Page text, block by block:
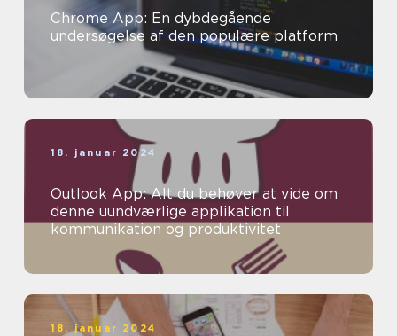
Chrome App: En dybdegående
undersøgelse af den populære platform
18. januar 2024
Outlook App: Alt du behøver at vide om
denne uundværlige applikation til
kommunikation og produktivitet
18. januar 2024